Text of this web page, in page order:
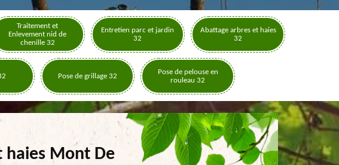
Traitement et
Enlevement nid de
chenille 32
Entretien parc et jardin
32
Abattage arbres et haies
32
Pose de grillage 32
Pose de pelouse en
rouleau 32
haies Mont De